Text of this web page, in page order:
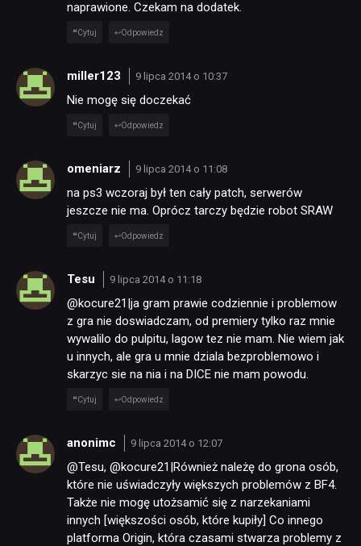
SKLEP
naprawione. Czekam na dodatek.
Cytuj Odpowiedz
miller123 9 lipca 2014 o 10:37
Nie mogę się doczekać
Cytuj Odpowiedz
omeniarz 9 lipca 2014 o 11:08
na ps3 wczoraj był ten cały patch, serwerów
jeszcze nie ma. Oprócz tarczy będzie robot SRAW
Cytuj Odpowiedz
Tesu 9 lipca 2014 o 11:18
@kocure21|ja gram prawie codziennie i problemow
z gra nie doswiadczam, od premiery tylko raz mnie
wywalilo do pulpitu, lagow tez nie mam. Nie wiem jak
u innych, ale gra u mnie dziala bezproblemowo i
skarzyc sie na nia i na DICE nie mam powodu.
Cytuj Odpowiedz
anonimc 9 lipca 2014 o 12:07
@Tesu, @kocure21|Również należę do grona osób,
które nie uświadczyły większych problemów z BF4.
Także nie mogę utożsamić się z narzekaniami
innych [większości osób, które kupiły] Co innego
platforma Origin, która czasami stwarza problemy z